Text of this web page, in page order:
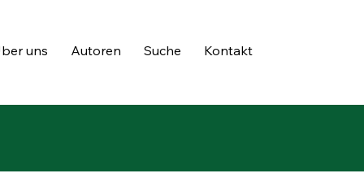
uns Autoren Suche Kontakt